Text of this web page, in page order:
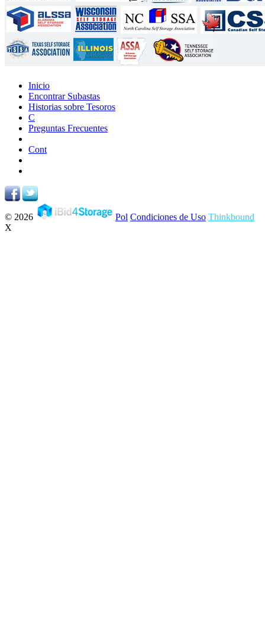
Inicio
Encontrar Subastas
Historias sobre Tesoros
C
Preguntas Frecuentes
Cont
© 2026 Pol Condiciones de Uso Thinkbound
X